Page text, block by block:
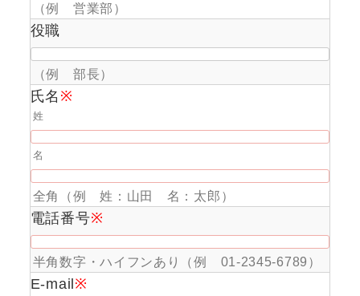
（例 営業部）
役職
（例 部長）
氏名 ※
姓
名
全角（例 姓：山田 名：太郎）
電話番号※
半角数字・ハイフンあり（例 01-2345-6789）
E-mail※